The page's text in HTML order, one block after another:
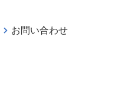
お問い合わせ